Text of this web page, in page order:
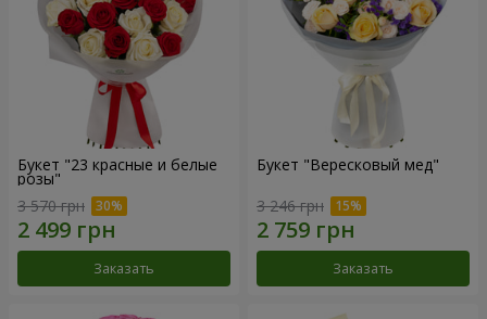
Букет "23 красные и белые
розы"
3 570 грн
Заказать
Букет "Вересковый мед"
3 246 грн
Заказать